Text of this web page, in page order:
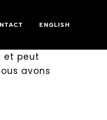
ENGLISH
et peut
avons